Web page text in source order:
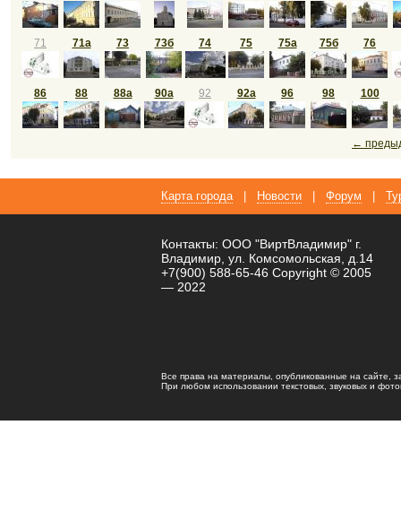
71 71а 73 73б 74 75 75а 75б 76
86 88 88а 90а 92 92а 96 98 100
←
Карта города Новости Форум
Контакты: ООО "ВиртВладимир" г.
Владимир, ул. Комсомольская, д.14
+7(900) 588-65-46 Copyright © 2005
— 2022
Все права на материалы, опубликованные на сайте,
При любом использовании текстовых, звуковых и